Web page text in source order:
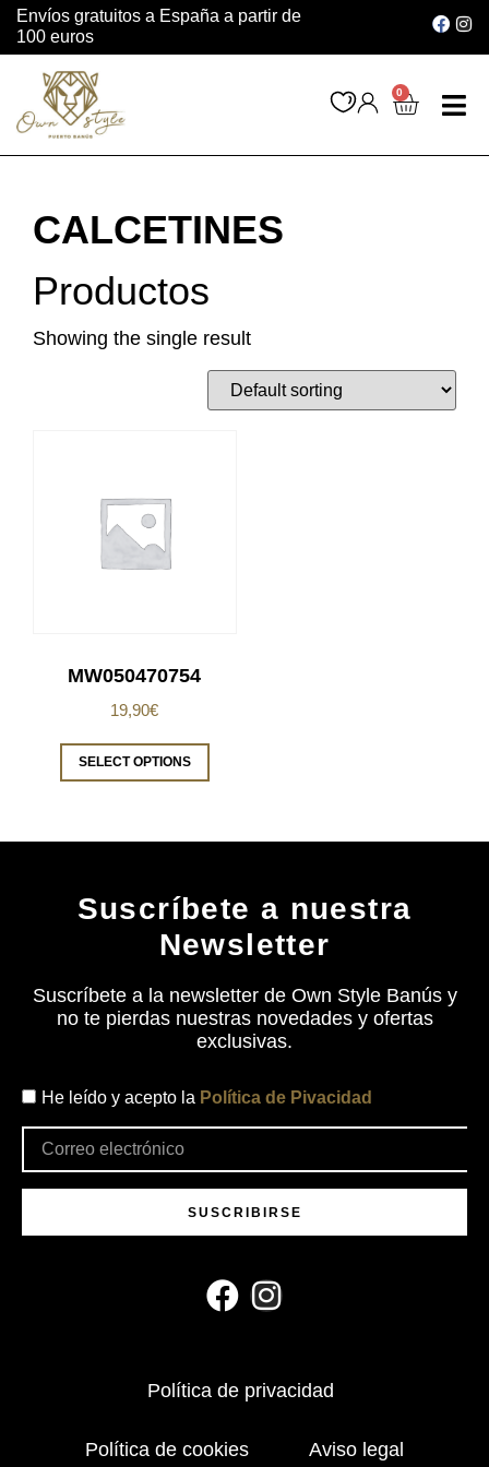
Envíos gratuitos a España a partir de
100 euros
0
CALCETINES
Productos
Showing the single result
MW050470754
19,90€
SELECT OPTIONS
Suscríbete a nuestra
Newsletter
Suscríbete a la newsletter de Own Style Banús y
no te pierdas nuestras novedades y ofertas
exclusivas.
He leído y acepto la Política de Pivacidad
SUSCRIBIRSE
Política de privacidad
Política de cookies Aviso legal